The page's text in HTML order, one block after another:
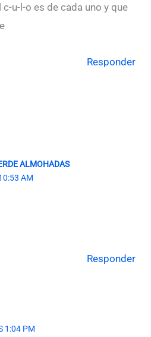
u-l-o es de cada uno y que
Responder
ALMOHADAS
AM
Responder
1:04 PM